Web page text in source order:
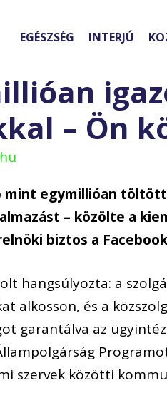
EGÉSZSÉG INTERJÚ
– Ön
mint egymillióan
– közölte a
biztos a
hangsúlyozta: a
alkosson, és a
garantálva az
szervek közötti